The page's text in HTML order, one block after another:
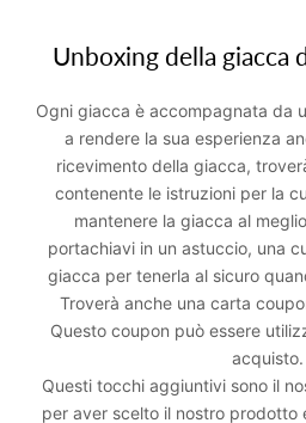
Unboxing della giacca
Ogni giacca è accompagnata da
a rendere la sua esperienza
ricevimento della giacca,
contenente le istruzioni per la
mantenere la giacca al
portachiavi in un astuccio, una
giacca per tenerla al sicuro
Troverà anche una carta
Questo coupon può essere
acquisto.
Questi tocchi aggiuntivi sono il
per aver scelto il nostro prodotto